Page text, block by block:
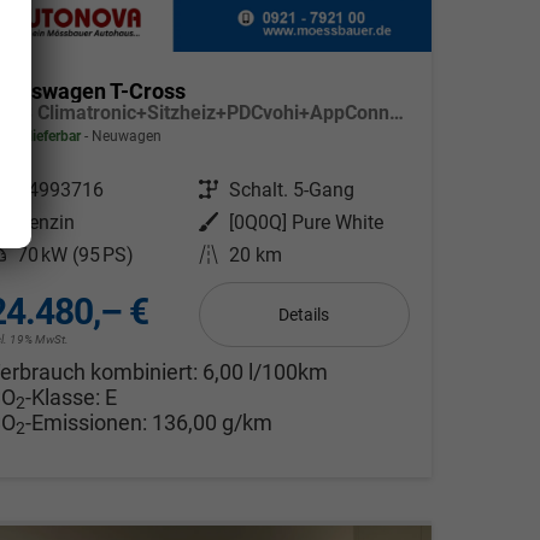
Volkswagen T-Cross
95PS Climatronic+Sitzheiz+PDCvohi+AppConnect+Side+TravelAssist+ACC
lieferbar Neuwagen
24993716 Getriebe Schalt. 5-Gang
Benzin Außenfarbe [0Q0Q] Pure White
70 kW (95 PS) Kilometerstand 20 km
€
19% MwSt.
Details
kombiniert: 6,00 l/100km
2-Klasse: E
2-Emissionen: 136,00 g/km